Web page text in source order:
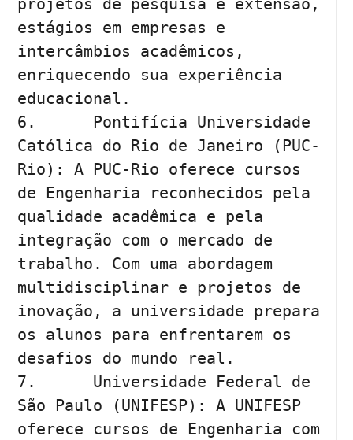
projetos de pesquisa e extensão,
estágios em empresas e
intercâmbios acadêmicos,
enriquecendo sua experiência
educacional.
6.	Pontifícia Universidade
Católica do Rio de Janeiro (PUC-
Rio): A PUC-Rio oferece cursos
de Engenharia reconhecidos pela
qualidade acadêmica e pela
integração com o mercado de
trabalho. Com uma abordagem
multidisciplinar e projetos de
inovação, a universidade prepara
os alunos para enfrentarem os
desafios do mundo real.
7.	Universidade Federal de
São Paulo (UNIFESP): A UNIFESP
oferece cursos de Engenharia com